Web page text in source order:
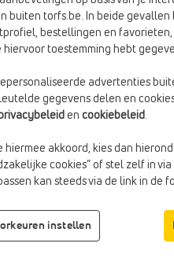
buiten torfs.be. In beide
bestellingen en
hiervoor toestemming hebt
advertenties
gegevens delen en
en cookiebeleid.
hiermee akkoord, kies dan
cookies” of stel zelf in
kan steeds via de link in de
instellen